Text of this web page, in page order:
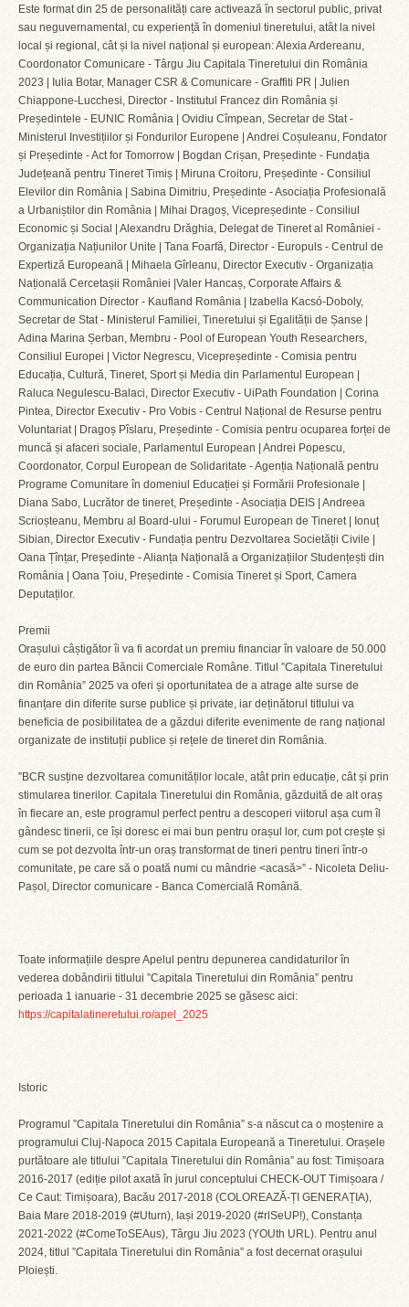
Este format din 25 de personalități care activează în sectorul public, privat
sau neguvernamental, cu experiență în domeniul tineretului, atât la nivel
local și regional, cât și la nivel național și european: Alexia Ardereanu,
Coordonator Comunicare - Târgu Jiu Capitala Tineretului din România
2023 | Iulia Botar, Manager CSR & Comunicare - Graffiti PR | Julien
Chiappone-Lucchesi, Director - Institutul Francez din România și
Președintele - EUNIC România | Ovidiu Cîmpean, Secretar de Stat -
Ministerul Investițiilor și Fondurilor Europene | Andrei Coșuleanu, Fondator
și Președinte - Act for Tomorrow | Bogdan Crișan, Președinte - Fundația
Județeană pentru Tineret Timiș | Miruna Croitoru, Președinte - Consiliul
Elevilor din România | Sabina Dimitriu, Președinte - Asociația Profesională
a Urbaniștilor din România | Mihai Dragoș, Vicepreședinte - Consiliul
Economic și Social | Alexandru Drăghia, Delegat de Tineret al României -
Organizația Națiunilor Unite | Tana Foarfă, Director - Europuls - Centrul de
Expertiză Europeană | Mihaela Gîrleanu, Director Executiv - Organizația
Națională Cercetașii României |Valer Hancaș, Corporate Affairs &
Communication Director - Kaufland România | Izabella Kacsó-Doboly,
Secretar de Stat - Ministerul Familiei, Tineretului și Egalității de Șanse |
Adina Marina Șerban, Membru - Pool of European Youth Researchers,
Consiliul Europei | Victor Negrescu, Vicepreședinte - Comisia pentru
Educația, Cultură, Tineret, Sport și Media din Parlamentul European |
Raluca Negulescu-Balaci, Director Executiv - UiPath Foundation | Corina
Pintea, Director Executiv - Pro Vobis - Centrul Național de Resurse pentru
Voluntariat | Dragoș Pîslaru, Președinte - Comisia pentru ocuparea forței de
muncă și afaceri sociale, Parlamentul European | Andrei Popescu,
Coordonator, Corpul European de Solidaritate - Agenția Națională pentru
Programe Comunitare în domeniul Educației și Formării Profesionale |
Diana Sabo, Lucrător de tineret, Președinte - Asociația DEIS | Andreea
Scrioșteanu, Membru al Board-ului - Forumul European de Tineret | Ionuț
Sibian, Director Executiv - Fundația pentru Dezvoltarea Societății Civile |
Oana Țînțar, Președinte - Alianța Națională a Organizațiilor Studențești din
România | Oana Țoiu, Președinte - Comisia Tineret și Sport, Camera
Deputaților.
Premii
Orașului câștigător îi va fi acordat un premiu financiar în valoare de 50.000
de euro din partea Băncii Comerciale Române. Titlul ”Capitala Tineretului
din România” 2025 va oferi și oportunitatea de a atrage alte surse de
finanțare din diferite surse publice și private, iar deținătorul titlului va
beneficia de posibilitatea de a găzdui diferite evenimente de rang național
organizate de instituții publice și rețele de tineret din România.
”BCR susține dezvoltarea comunităților locale, atât prin educație, cât și prin
stimularea tinerilor. Capitala Tineretului din România, găzduită de alt oraș
în fiecare an, este programul perfect pentru a descoperi viitorul așa cum îl
gândesc tinerii, ce își doresc ei mai bun pentru orașul lor, cum pot crește și
cum se pot dezvolta într-un oraș transformat de tineri pentru tineri într-o
comunitate, pe care să o poată numi cu mândrie <acasă>” - Nicoleta Deliu-
Pașol, Director comunicare - Banca Comercială Română.
Toate informațiile despre Apelul pentru depunerea candidaturilor în
vederea dobândirii titlului ”Capitala Tineretului din România” pentru
perioada 1 ianuarie - 31 decembrie 2025 se găsesc aici:
https://capitalatineretului.ro/apel_2025
Istoric
Programul ”Capitala Tineretului din România” s-a născut ca o moștenire a
programului Cluj-Napoca 2015 Capitala Europeană a Tineretului. Orașele
purtătoare ale titlului ”Capitala Tineretului din România” au fost: Timișoara
2016-2017 (ediție pilot axată în jurul conceptului CHECK-OUT Timișoara /
Ce Caut: Timișoara), Bacău 2017-2018 (COLOREAZĂ-ȚI GENERAȚIA),
Baia Mare 2018-2019 (#Uturn), Iași 2019-2020 (#rlSeUP!), Constanța
2021-2022 (#ComeToSEAus), Târgu Jiu 2023 (YOUth URL). Pentru anul
2024, titlul ”Capitala Tineretului din România” a fost decernat orașului
Ploiești.